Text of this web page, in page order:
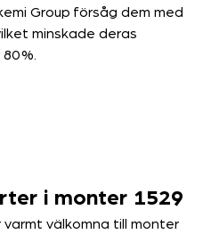
Group försåg dem med
minskade deras
%.
i monter 1529
varmt välkomna till monter